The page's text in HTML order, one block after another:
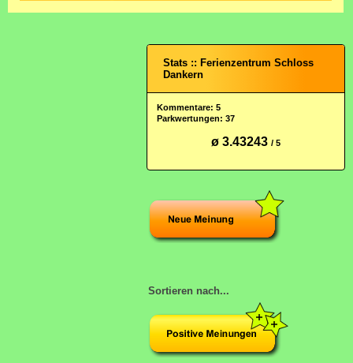
Stats :: Ferienzentrum Schloss
Dankern
Kommentare: 5
Parkwertungen: 37
ø 3.43243 / 5
Sortieren nach...